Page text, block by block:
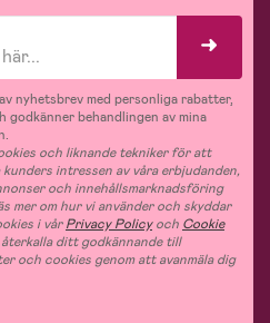
nyhetsbrev med personliga rabatter,
behandlingen av mina
och liknande tekniker för att
intressen av våra erbjudanden,
och innehållsmarknadsföring
mer om hur vi använder och skyddar
i vårPrivacy Policyoch Cookie
ditt godkännande till
och cookies genom att avanmäla dig